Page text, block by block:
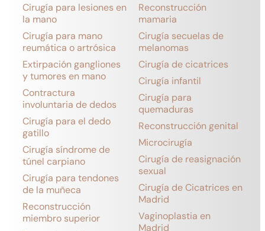
Cirugía para lesiones en
la mano
Cirugía para mano
reumática o artrósica
Extirpación gangliones
y tumores en mano
Contractura
involuntaria de dedos
Cirugía para el dedo
gatillo
Cirugía síndrome de
túnel carpiano
Cirugía para tendones
de la muñeca
Reconstrucción
miembro superior
Reconstrucción
mamaria
Cirugía secuelas de
melanomas
Cirugía de cicatrices
Cirugía infantil
Cirugía para
quemaduras
Reconstrucción genital
Microcirugía
Cirugía de reasignación
sexual
Cirugía de Cicatrices en
Madrid
Vaginoplastia en
Madrid